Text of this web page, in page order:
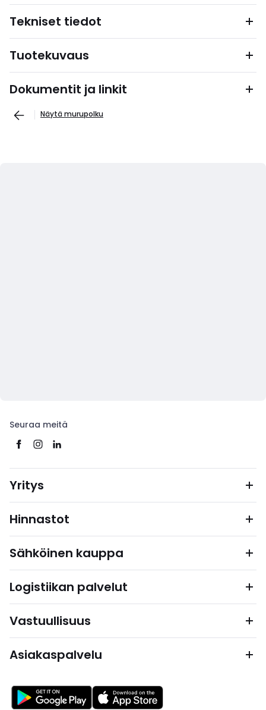
Tekniset tiedot
Tuotekuvaus
Dokumentit ja linkit
Näytä murupolku
Seuraa meitä
Yritys
Hinnastot
Sähköinen kauppa
Logistiikan palvelut
Vastuullisuus
Asiakaspalvelu